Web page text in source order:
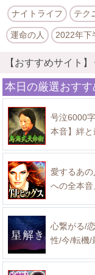
ナイトライフ テク
運命の人 2022年下
【おすすめサイト
本日の厳選おすす
号泣6000
本音】絆と
愛するあ
への全本音
心繋がる/
性/今/転機/